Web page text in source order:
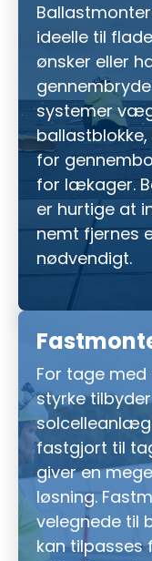
ideelle til
ønsker eller
systemer
for
for lækager.
er hurtige at
nemt fjernes
nødvendigt.
For tage
styrke
fastgjort til
giver en
løsning.
velegnede til
kan tilpasses